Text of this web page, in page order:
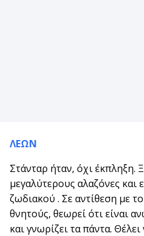
ΛΕΩΝ
Στάνταρ ήταν, όχι έκπληξη.
μεγαλύτερους αλαζόνες και
ζωδιακού . Σε αντίθεση με
θνητούς, θεωρεί ότι είναι
και γνωρίζει τα πάντα.